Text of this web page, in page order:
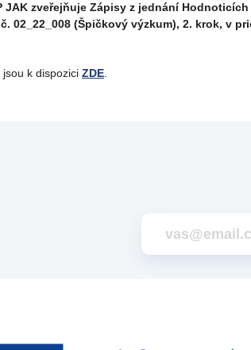
JAK zveřejňuje Zápisy z jednání
02_22_008 (Špičkový výzkum), 2. krok, v
jsou k dispozici ZDE